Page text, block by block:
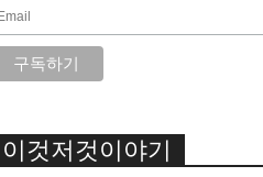
이것저것이야기